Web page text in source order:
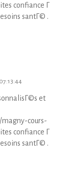
confiance Г
santГ© .
et
cours-
confiance Г
santГ© .